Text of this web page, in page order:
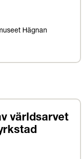
Hägnan
världsarvet